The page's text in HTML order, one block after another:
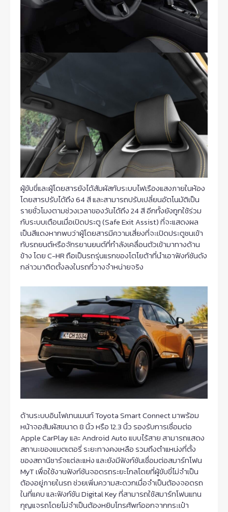
ผู้ขับขี่และผู้โดยสารยังได้สัมผัสกับระบบไฟเรืองแสงภายในห้อง
โดยสารปรับได้ถึง 64 สี และสามารถปรับเปลี่ยนอัตโนมัติเป็น
รายชั่วโมงตามช่วงเวลาของวันได้ถึง 24 สี อีกทั้งยังถูกใช้ร่วม
กับระบบเตือนเมื่อเปิดประตู (Safe Exit Assist) ที่จะแสดงผล
เป็นสีแดงหากพบว่าผู้โดยสารมีความเสี่ยงที่จะเปิดประตูชนเข้า
กับรถยนต์หรือจักรยานยนต์ที่กำลังเคลื่อนตัวเข้ามาทางด้าน
ข้าง โดย C-HR ถือเป็นรถรุ่นแรกของโตโยต้าที่นำเอาฟังก์ชันดัง
กล่าวมาติดตั้งลงในรถที่วางจำหน่ายจริง
ด้านระบบอินโฟเทนเมนท์ Toyota Smart Connect มาพร้อม
หน้าจอสัมผัสขนาด 8 นิ้ว หรือ 12.3 นิ้ว รองรับการเชื่อมต่อ
Apple CarPlay และ Android Auto แบบไร้สาย สามารถแสดง
สถานะของแบตเตอรี่ ระยะทางคงเหลือ รวมถึงตำแหน่งที่ตั้ง
ของสถานีชาร์จแต่ละแห่ง และยังมีฟังก์ชันเชื่อมต่อสมาร์ทโฟน
MyT เพื่อใช้งานฟังก์ชันจอดรถระยะไกลโดยที่ผู้ขับขี่ไม่จำเป็น
ต้องอยู่ภายในรถ ช่วยเพิ่มความสะดวกเมื่อจำเป็นต้องจอดรถ
ในที่แคบ และฟังก์ชัน Digital Key ที่สามารถใช้สมาร์ทโฟนแทน
กุญแจรถโดยไม่จำเป็นต้องหยิบโทรศัพท์ออกจากกระเป๋า